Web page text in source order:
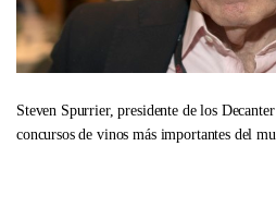
Steven Spurrier, presidente de los
concursos de vinos más importantes del